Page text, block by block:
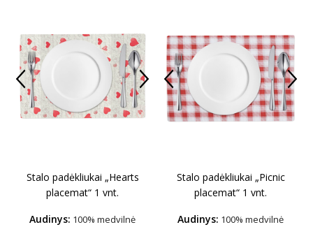
Stalo padėkliukai „Hearts
placemat“ 1 vnt.
Audinys: 100% medvilnė
Stalo padėkliukai „Picnic
placemat“ 1 vnt.
Audinys: 100% medvilnė